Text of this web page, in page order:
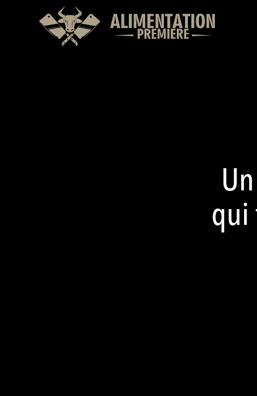
qui